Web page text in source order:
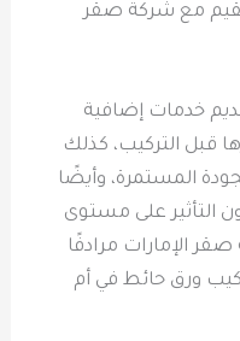
مع شركة صقر
خدمات إضافية
التركيب، كذلك
المستمرة، وأيضًا
التأثير على مستوى
الإمارات مرادفًا
ورق حائط في أم